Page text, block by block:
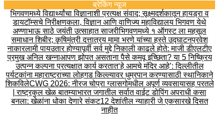
ब्रेकिंग न्यूज
भिगवणमध्ये विद्यार्थ्यांचा विज्ञानाशी प्रत्यक्ष संवाद; सूक्ष्मदर्शकातून हायड्रा व
डायटॉम्सचे निरीक्षणकला, विज्ञान आणि वाणिज्य महाविद्यालय भिगवण येथे
अण्णाभाऊ साठे जयंती उत्साहात साजरीभिगवणमध्ये १ ऑगस्ट ला महसूल
समाधान शिबीर; कृषिमंत्री दत्तात्रय मामा भरणे यांच्या हस्ते उद्घाटनप्रवेश
नाकारलामी पायउतार होण्यापूर्वी सर्व मुद्दे निकाली काढले होते: माजी डीएलटीए
प्रमुख अनिल खन्नाआपण झोपत असताना पैसे कमवू इच्छिता? या 5 निष्क्रिय
उत्पन्न कल्पना प्रत्यक्षात कार्य करतात‘हे आमचे मंदिर आहे’: दिल्लीतील
पर्यटकांना महाराष्ट्राच्या लोहगड किल्ल्यावर धुम्रपान करण्यासाठी स्थानिकाने
शिकविलेCWG 2026: नीरज चोप्रा ग्लासगोमधील अपूर्ण व्यवसायासह परतले
| राष्ट्रकुल खेळ बातम्याभारत जगातील सर्वात वाईट डोपिंग अपराधी कसा
बनला: खेळांना धोका देणारे संकट12 देशांतील न्याहारी जे एकसारखे दिसत
नाहीत